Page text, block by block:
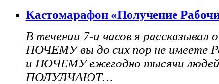
Кастомарафон «Получение
В течении 7-и часов я рассказывал
ПОЧЕМУ вы до сих пор не имеете
и ПОЧЕМУ ежегодно тысячи
ПОЛУЛЧАЮТ…